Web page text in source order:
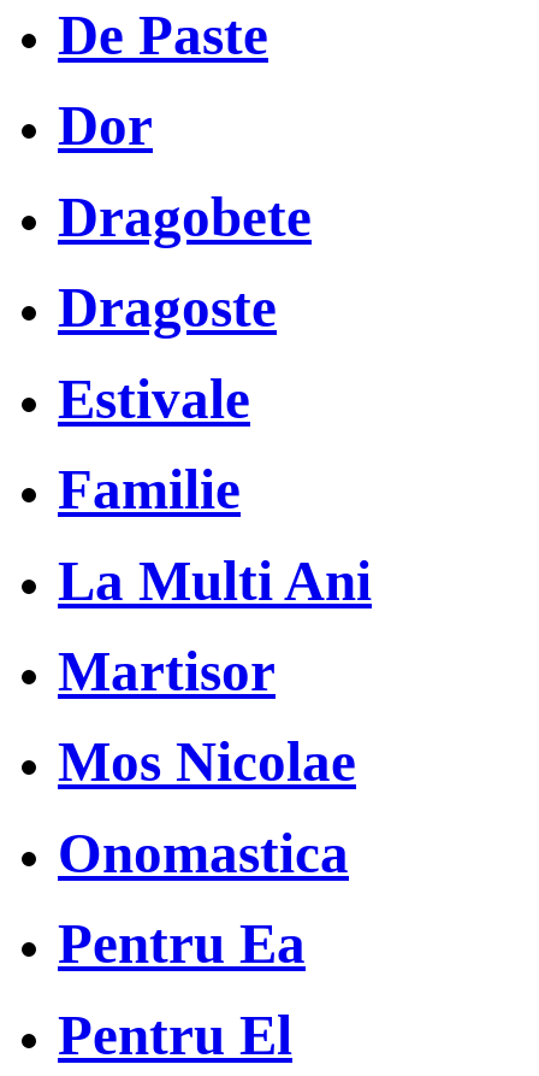
De Paste
Dor
Dragobete
Dragoste
Estivale
Familie
La Multi Ani
Martisor
Mos Nicolae
Onomastica
Pentru Ea
Pentru El